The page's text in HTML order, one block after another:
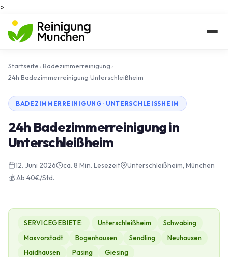
>
Startseite ›Badezimmerreinigung ›
24h Badezimmerreinigung Unterschleißheim
BADEZIMMERREINIGUNG · UNTERSCHLEISSHEIM
24h Badezimmerreinigung in
Unterschleißheim
12. Juni 2026 ca. 8 Min. Lesezeit
Unterschleißheim, München
💰 Ab 40€/Std.
SERVICEGEBIETE: Unterschleißheim
Schwabing
Maxvorstadt
Bogenhausen Sendling
Neuhausen
Haidhausen
Pasing Giesing